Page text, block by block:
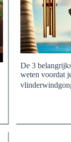
De 3
weten voordat